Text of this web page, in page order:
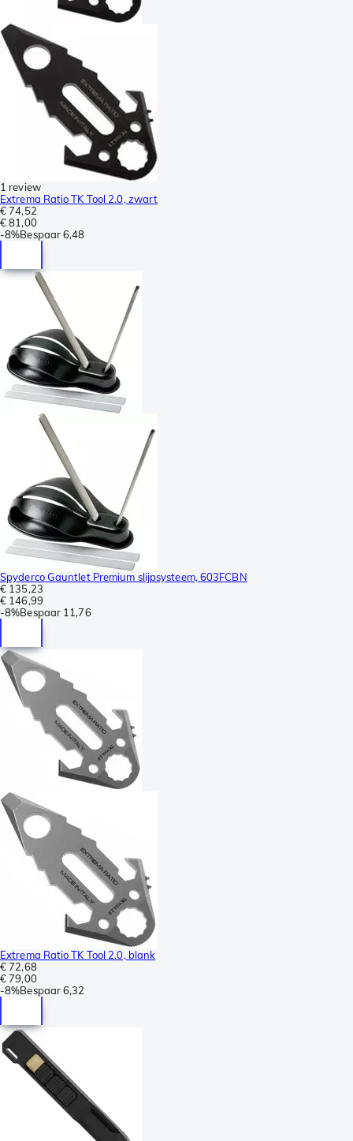
1 review
Extrema Ratio TK Tool 2.0, zwart
€ 74,52
€ 81,00
-8%Bespaar6,48
Spyderco Gauntlet Premium slijpsysteem, 603FCBN
€ 135,23
€ 146,99
-8%Bespaar 11,76
Extrema Ratio TK Tool 2.0, blank
€ 72,68
€ 79,00
-8%Bespaar6,32